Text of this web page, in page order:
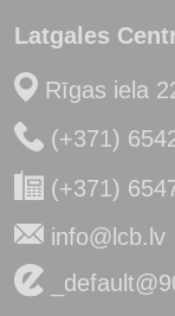
Latgales
Rīgas iela
(+371)
(+371)
info@lcb.lv